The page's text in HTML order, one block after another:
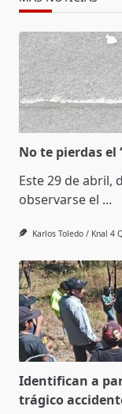
No te pierdas el
Este 29 de abril,
observarse el ...
Karlos Toledo / Knal 4
Identifican a
trágico